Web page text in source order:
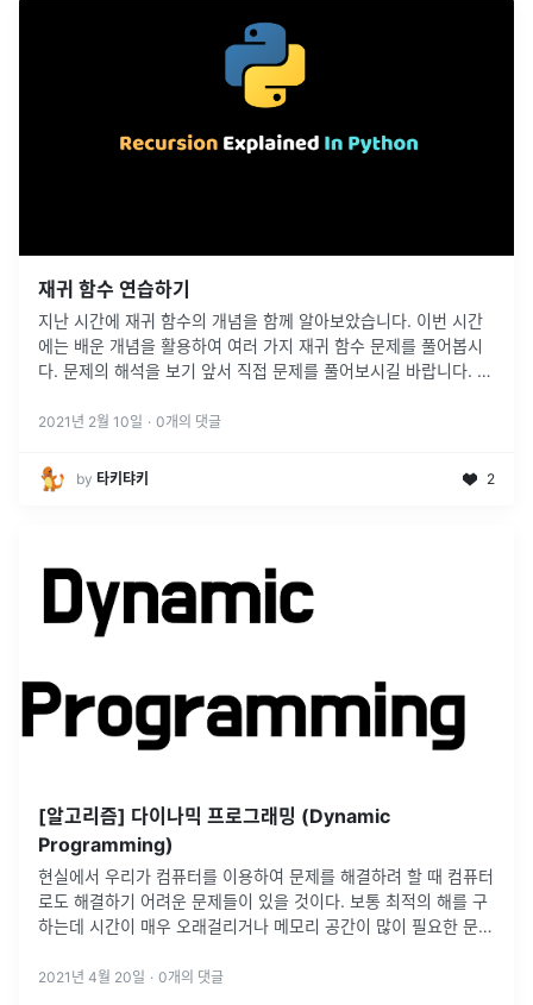
재귀 함수 연습하기
지난 시간에 재귀 함수의 개념을 함께 알아보았습니다. 이번 시간
에는 배운 개념을 활용하여 여러 가지 재귀 함수 문제를 풀어봅시
다. 문제의 해석을 보기 앞서 직접 문제를 풀어보시길 바랍니다. 혼
해본 뒤 해설...
2021년 2월 10일 · 0개의 댓글
by 타키탸키 2
[알고리즘] 다이나믹 프로그래밍 (Dynamic
Programming)
현실에서 우리가 컴퓨터를 이용하여 문제를 해결하려 할 때 컴퓨터
로도 해결하기 어려운 문제들이 있을 것이다. 보통 최적의 해를 구
하는데 시간이 매우 오래걸리거나 메모리 공간이 많이 필요한 문제
있고, 메모리...
2021년 4월 20일 · 0개의 댓글